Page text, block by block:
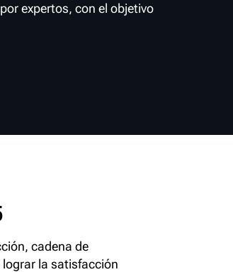
expertos, con el objetivo
cadena de
la satisfacción